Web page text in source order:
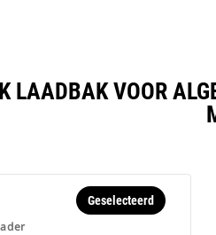
LAADBAK VOOR
Geselecteerd